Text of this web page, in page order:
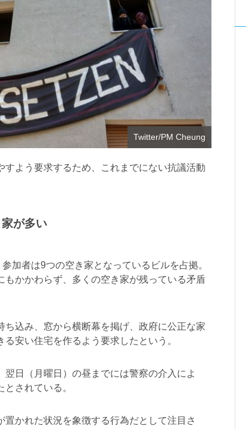
Twitter/PM Cheung
すよう要求するため、これまでにない抗議活動
が多い
加者は9つの空き家となっているビルを占拠。
かかわらず、多くの空き家が残っている矛盾
込み、窓から横断幕を掲げ、政府に公正な家
安い住宅を作るよう要求したという。
日（月曜日）の昼までには警察の介入によ
されている。
かれた状況を象徴する行為だとして注目さ